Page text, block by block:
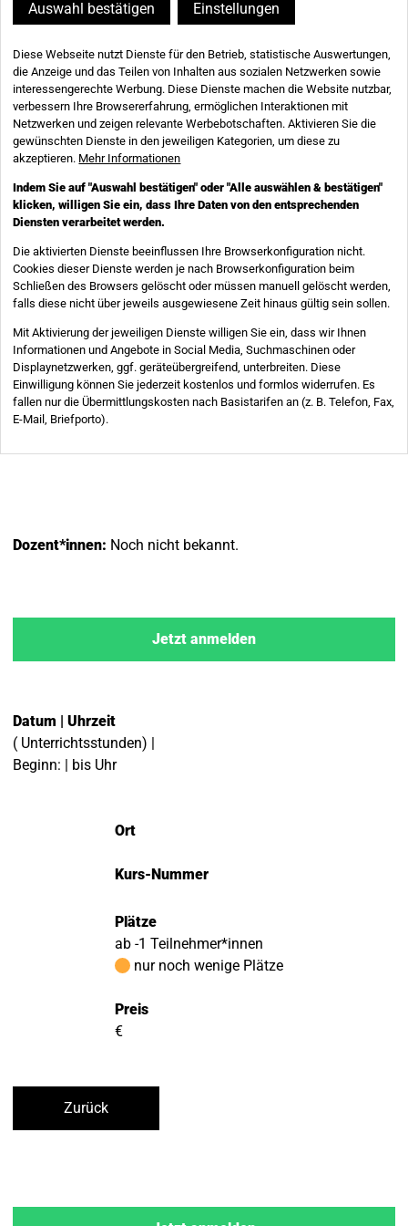
Dozent*innen: Noch nicht bekannt.
Jetzt anmelden
Datum | Uhrzeit
( Unterrichtsstunden) |
Beginn: | bis Uhr
Ort
Kurs-Nummer
Plätze
ab -1 Teilnehmer*innen
nur noch wenige Plätze
Preis
€
Zurück